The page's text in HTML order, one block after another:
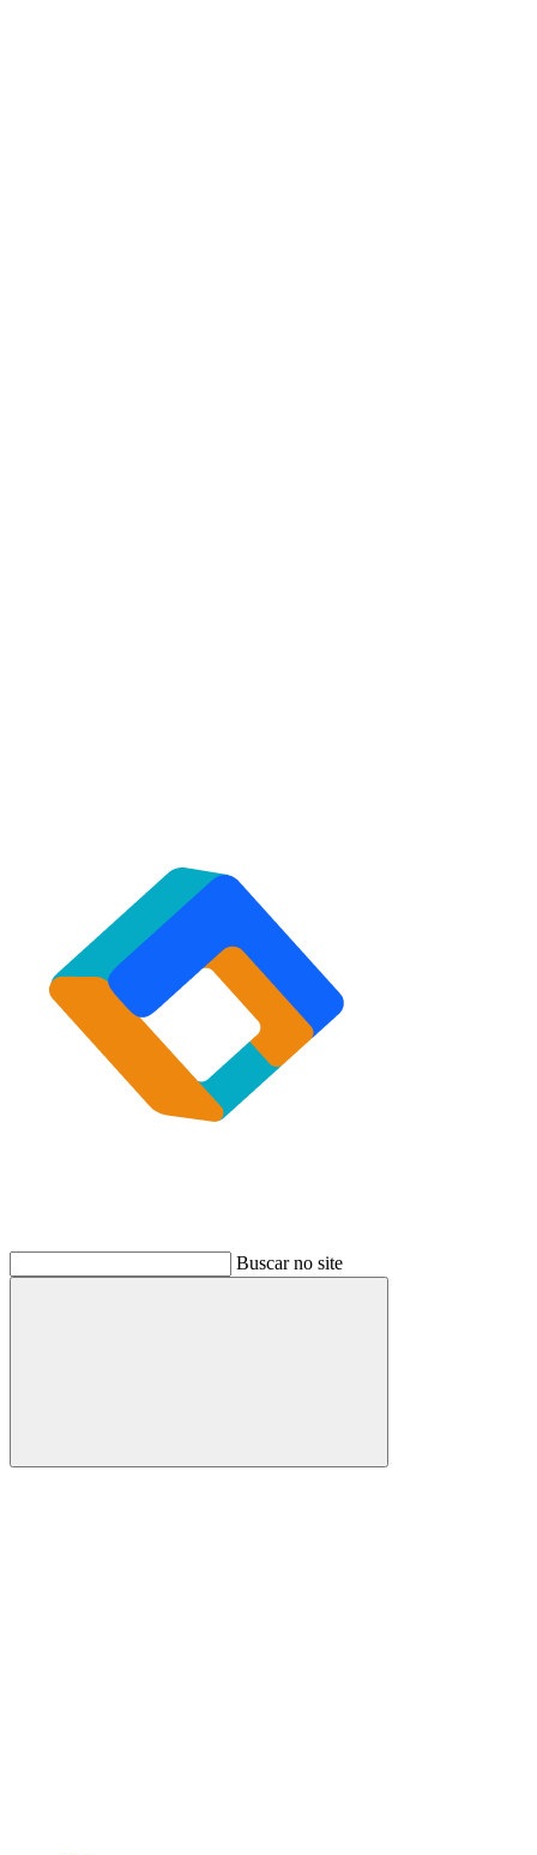
Buscar no site
Buscar